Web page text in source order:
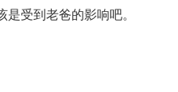
受到老爸的影响吧。